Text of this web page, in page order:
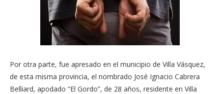
Por otra parte, fue apresado en el municipio de Villa Vásquez,
de esta misma provincia, el nombrado José Ignacio Cabrera
Belliard, apodado “El Gordo”, de 28 años, residente en Villa